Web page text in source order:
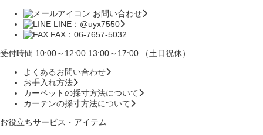
お問い合わせ
LINE：@uyx7550
FAX：06-7657-5032
受付時間 10:00～12:00 13:00～17:00 （土日祝休）
よくあるお問い合わせ
お手入れ方法
カーペットの採寸方法について
カーテンの採寸方法について
お役立ちサービス・アイテム